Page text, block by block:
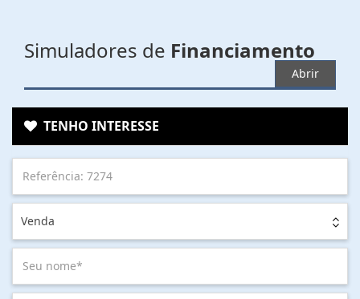
Simuladores de Financiamento
Abrir
TENHO INTERESSE
Venda